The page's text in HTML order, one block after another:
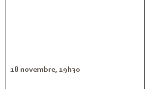
18 novembre, 19h30